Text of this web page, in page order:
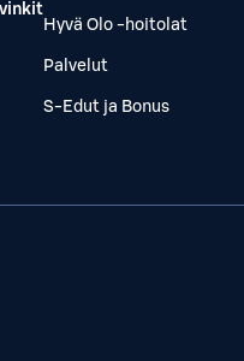
Hyvä Olo -hoitolat
Palvelut
S-Edut ja Bonus